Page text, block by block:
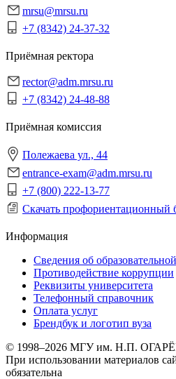
mrsu@mrsu.ru
+7 (8342) 24-37-32
Приёмная ректора
rector@adm.mrsu.ru
+7 (8342) 24-48-88
Приёмная комиссия
Полежаева ул., 44
entrance-exam@adm.mrsu.ru
+7 (800) 222-13-77
Скачать профориентационный
Информация
Сведения об
Противодействие коррупции
Реквизиты университета
Телефонный справочник
Оплата услуг
Брендбук и логотип вуза
© 1998–2026 МГУ им. Н.П.
При использовании материалов
обязательна